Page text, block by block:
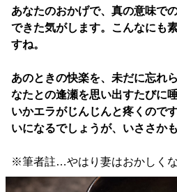
あなたのおかげで、真の意味で
できた気がします。こんなにも
すね。
あのときの快楽を、未だに忘れ
なたとの逢瀬を思い出すたびに
いかエラがじんじんと疼くので
いになるでしょうが、いささか
※筆者註…やはり妻はおかしく